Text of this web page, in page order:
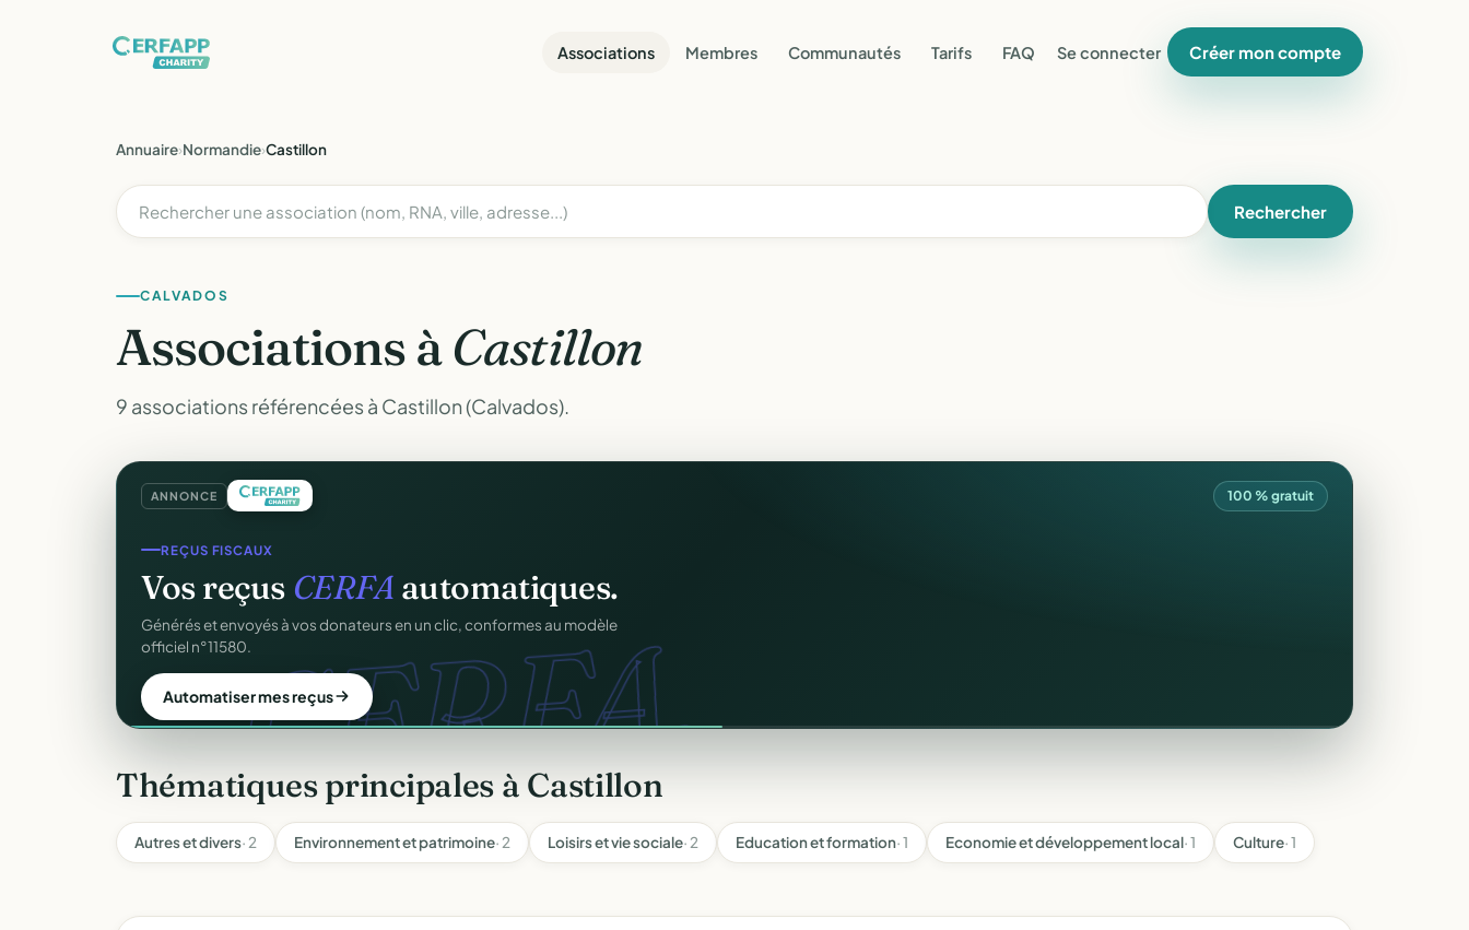
Associations Membres Communautés Tarifs FAQ Se connecter Créer mon compte
Annuaire›Normandie›Castillon
Rechercher
CALVADOS
Associations àCastillon
9 associations référencées à Castillon (Calvados).
ANNONCE 100 % gratuit
CERFA.
REÇUS FISCAUX
Vos reçus CERFA automatiques.
Générés et envoyés à vos donateurs en un clic, conformes au modèle
officiel n°11580.
Automatiser mes reçus
Thématiques principales à Castillon
Autres et divers· 2 Environnement et patrimoine· 2 Loisirs et vie sociale· 2 Education et formation· 1 Economie et développement local· 1 Culture· 1